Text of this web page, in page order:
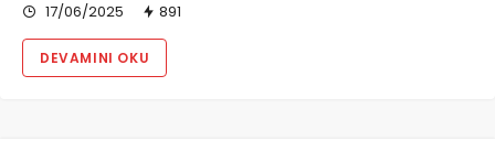
17/06/2025 891
DEVAMINI OKU